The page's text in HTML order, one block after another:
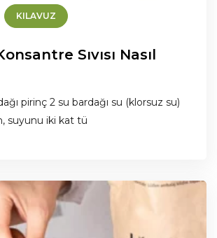
KILAVUZ
Sıvısı Nasıl
pirinç 2 su bardağı su (klorsuz su)
suyunu iki kat tü